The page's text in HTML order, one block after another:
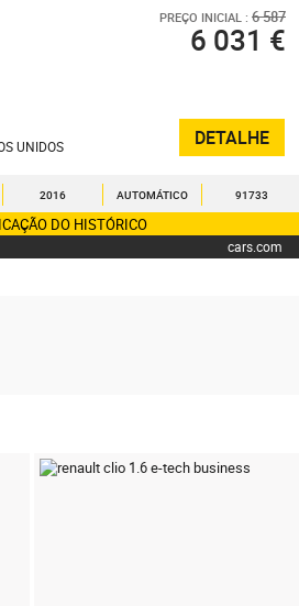
PREÇO INICIAL : 6 587
6 031 €
UNIDOS DETALHE
2016 AUTOMÁTICO 91733
DO HISTÓRICO
cars.com